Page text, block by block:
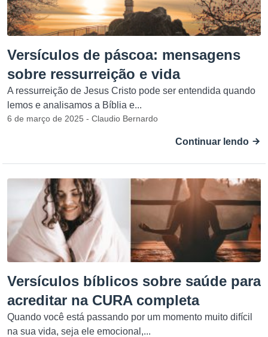
Versículos de páscoa: mensagens
sobre ressurreição e vida
A ressurreição de Jesus Cristo pode ser entendida quando
lemos e analisamos a Bíblia e...
6 de março de 2025 - Claudio Bernardo
Continuar lendo
Versículos bíblicos sobre saúde para
acreditar na CURA completa
Quando você está passando por um momento muito difícil
na sua vida, seja ele emocional,...